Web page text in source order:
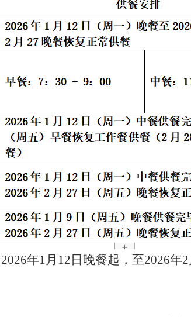
2026年1月12 日晚餐起，至2026年